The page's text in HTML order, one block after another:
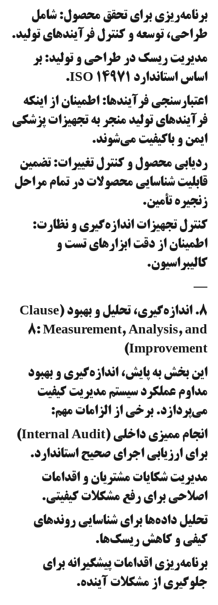
برنامه‌ریزی برای تحقق محصول: شامل
طراحی، توسعه و کنترل فرآیندهای تولید.
مدیریت ریسک در طراحی و تولید: بر
اساس استاندارد ISO 14971.
اعتبارسنجی فرآیندها: اطمینان از اینکه
فرآیندهای تولید منجر به تجهیزات پزشکی
ایمن و باکیفیت می‌شوند.
ردیابی محصول و کنترل تغییرات: تضمین
قابلیت شناسایی محصولات در تمام مراحل
زنجیره تأمین.
کنترل تجهیزات اندازه‌گیری و نظارت:
اطمینان از دقت ابزارهای تست و
کالیبراسیون.
—
۸. اندازه‌گیری، تحلیل و بهبود (Clause
8: Measurement, Analysis, and
Improvement)
این بخش به پایش، اندازه‌گیری و بهبود
مداوم عملکرد سیستم مدیریت کیفیت
می‌پردازد. برخی از الزامات مهم:
انجام ممیزی داخلی (Internal Audit)
برای ارزیابی اجرای صحیح استاندارد.
مدیریت شکایات مشتریان و اقدامات
اصلاحی برای رفع مشکلات کیفیتی.
تحلیل داده‌ها برای شناسایی روندهای
کیفی و کاهش ریسک‌ها.
برنامه‌ریزی اقدامات پیشگیرانه برای
جلوگیری از مشکلات آینده.